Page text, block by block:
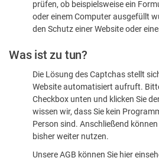
sind
prüfen, ob beispielsweise ein
oder einem Computer ausgefüllt
den Schutz einer Website oder
Was ist zu tun?
Die Lösung des Captchas stellt
Website automatisiert aufruft.
Checkbox unten und klicken Sie
wissen wir, dass Sie kein
Person sind. Anschließend
bisher weiter nutzen.
Unsere AGB können Sie hier